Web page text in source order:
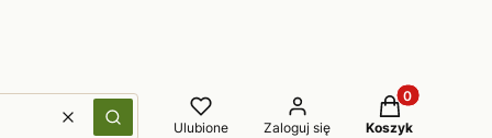
WyczyśćSzukaj Ulubione Zaloguj się
Produkty w
Koszyk